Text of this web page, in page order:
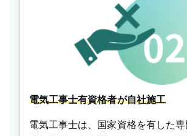
電気工事士有資格者が自社施工
電気工事士は、国家資格を有した専